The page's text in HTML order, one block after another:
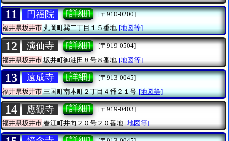
11 円福院 [詳細]
[〒910-0200]
福井県坂井市丸岡町巽二丁目１５番地 [地図等]
12 演仙寺 [詳細]
[〒919-0504]
福井県坂井市 坂井町御油田８号８番地 [地図等]
13 遠成寺 [詳細]
[〒913-0045]
福井県坂井市三国町南本町２丁目４番２１号 [地図等]
14 應觀寺 [詳細]
[〒919-0403]
福井県坂井市春江町井向２０号２０番地 [地図等]